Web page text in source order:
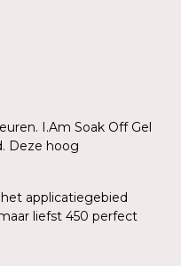
I.Am Soak Off Gel
Deze hoog
applicatiegebied
liefst 450 perfect